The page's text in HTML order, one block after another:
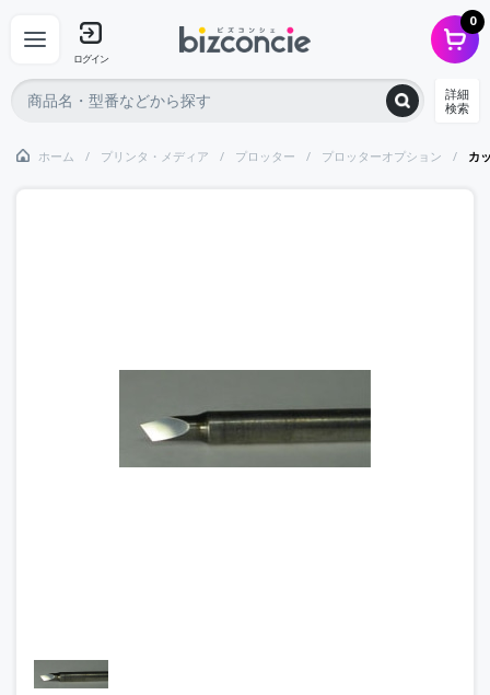
ログイン
0
詳細
検索
ホーム プリンタ・メディア プロッター プロッターオプション カ